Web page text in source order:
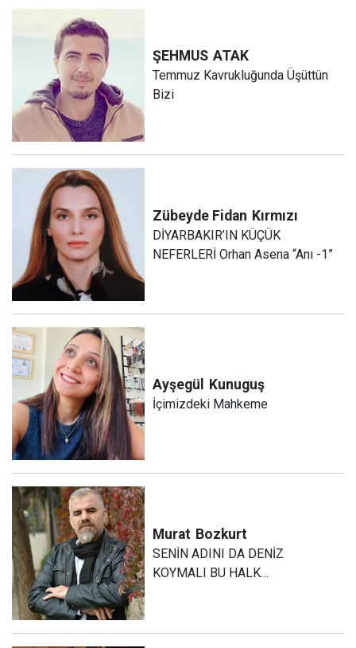
ŞEHMUS ATAK
Temmuz Kavrukluğunda Üşüttün
Bizi
Zübeyde Fidan Kırmızı
DİYARBAKIR’IN KÜÇÜK
NEFERLERİ Orhan Asena “Anı -1”
Ayşegül Kunuguş
İçimizdeki Mahkeme
Murat Bozkurt
SENİN ADINI DA DENİZ
KOYMALI BU HALK…